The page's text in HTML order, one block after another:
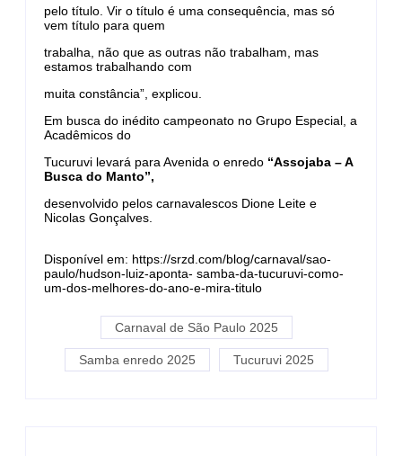
pelo título. Vir o título é uma consequência, mas só
vem título para quem
trabalha, não que as outras não trabalham, mas
estamos trabalhando com
muita constância”, explicou.
Em busca do inédito campeonato no Grupo Especial, a
Acadêmicos do
Tucuruvi levará para Avenida o enredo “Assojaba – A
Busca do Manto”,
desenvolvido pelos carnavalescos Dione Leite e
Nicolas Gonçalves.
Disponível em: https://srzd.com/blog/carnaval/sao-
paulo/hudson-luiz-aponta- samba-da-tucuruvi-como-
um-dos-melhores-do-ano-e-mira-titulo
Carnaval de São Paulo 2025
Samba enredo 2025 Tucuruvi 2025